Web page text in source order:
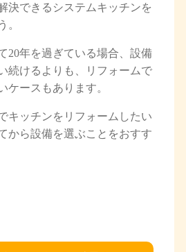
決できるシステムキッチンを
。
20年を過ぎている場合、設備
続けるよりも、リフォームで
ケースもあります。
キッチンをリフォームしたい
から設備を選ぶことをおすす